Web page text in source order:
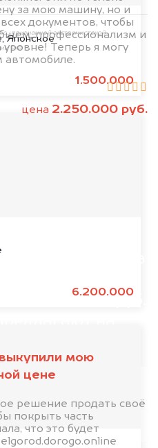
Японское
1.500.000
6.200.000
за мою машину, но и
документов, чтобы
профессионализм и
Теперь я могу
автомобиле.
цена 2.250.000 руб.
мою
цене
решение продать своё
покрыть часть
что это будет
признанной экстремистской
РФ
б/у Motoland на
на 20.000 руб.